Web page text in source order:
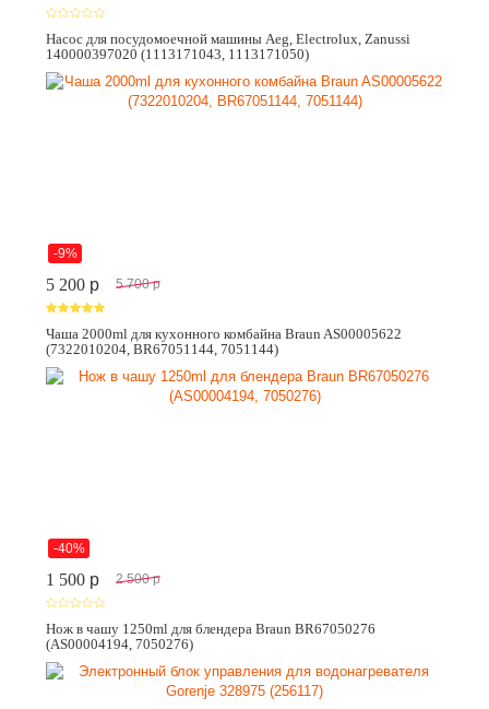
Насос для посудомоечной машины Aeg, Electrolux, Zanussi
140000397020 (1113171043, 1113171050)
-9%
5 200 p 5 700 p
Чаша 2000ml для кухонного комбайна Braun AS00005622
(7322010204, BR67051144, 7051144)
-40%
1 500 p 2 500 p
Нож в чашу 1250ml для блендера Braun BR67050276
(AS00004194, 7050276)